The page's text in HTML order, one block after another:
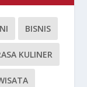
BISNIS
KULINER